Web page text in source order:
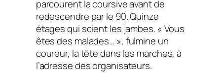
parcourent la coursive avant de
redescendre par le 90. Quinze
étages qui scient les jambes. « Vous
êtes des malades… », fulmine un
coureur, la tête dans les marches, à
l’adresse des organisateurs.